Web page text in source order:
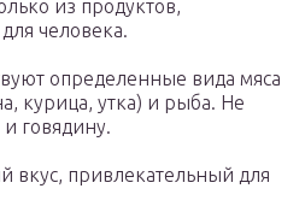
из продуктов,
человека.
определенные вида мяса
курица, утка) и рыба. Не
говядину.
вкус, привлекательный для